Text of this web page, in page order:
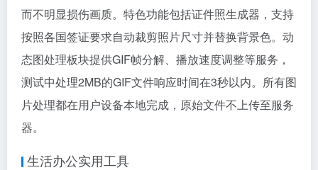
而不明显损伤画质。特色功能包括证件照生成器，支持
按照各国签证要求自动裁剪照片尺寸并替换背景色。动
态图处理板块提供GIF帧分解、播放速度调整等服务，
测试中处理2MB的GIF文件响应时间在3秒以内。所有图
片处理都在用户设备本地完成，原始文件不上传至服务
器。
生活办公实用工具